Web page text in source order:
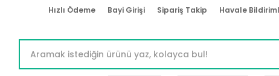
Hızlı Ödeme Bayi Girişi Sipariş Takip Havale